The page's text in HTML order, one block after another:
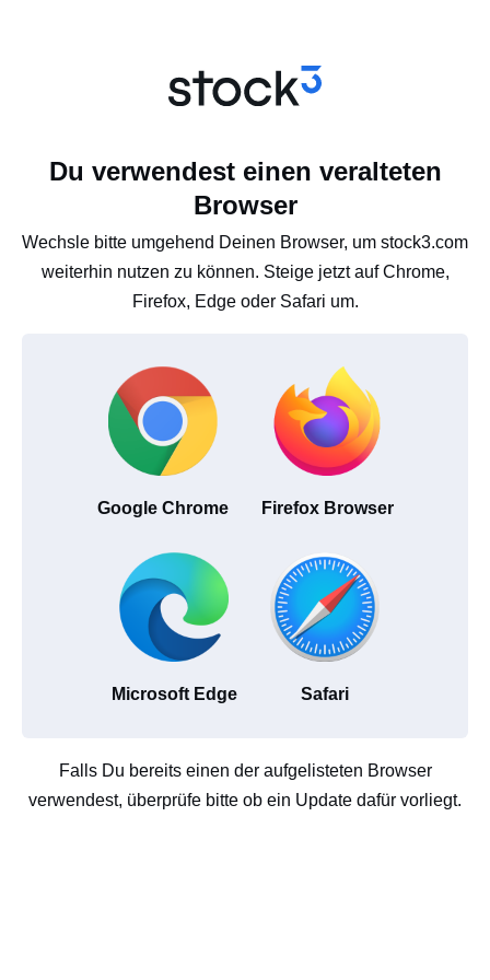
Du verwendest einen veralteten
Browser
Wechsle bitte umgehend Deinen Browser, um stock3.com
weiterhin nutzen zu können. Steige jetzt auf Chrome,
Firefox, Edge oder Safari um.
Google Chrome Firefox Browser
Microsoft Edge Safari
Falls Du bereits einen der aufgelisteten Browser
verwendest, überprüfe bitte ob ein Update dafür vorliegt.